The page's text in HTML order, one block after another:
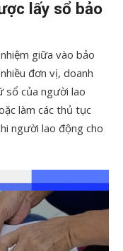
lấy sổ bảo
giữa vào bảo
đơn vị, doanh
sổ của người lao
làm các thủ tục
người lao động cho